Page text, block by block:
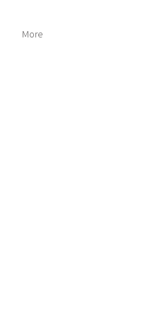
More